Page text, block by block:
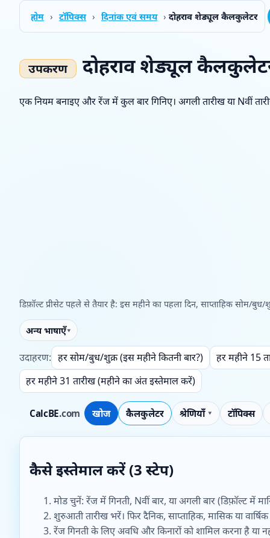
होम › टॉपिक्स › दिनांक एवं समय › दोहराव शेड्यूल कैलकुलेटर
CalcBE.com खोज कैलकुलेटर श्रेणियाँ टॉपिक्स
दोहराव शेड्यूल
एक नियम बनाइए और रेंज में कुल बार गिनिए। अगली तारीख या Nवीं
डिफ़ॉल्ट प्रीसेट पहले से तैयार है: इस महीने का पहला दिन, साप्ताहिक
अन्य भाषाएँ
उदाहरण: हर सोम/बुध/शुक्र (इस महीने कितनी बार?)
हर महीने 15
हर महीने 31 तारीख (महीने का अंत इस्तेमाल करें)
कैसे इस्तेमाल करें (3 स्टेप)
मोड चुनें: रेंज में गिनती, Nवीं बार, या अगली बार (डिफ़ॉल्ट में
शुरुआती तारीख भरें। फिर दैनिक, साप्ताहिक, मासिक या
रेंज गिनती के लिए अवधि और किनारों को शामिल करना है या